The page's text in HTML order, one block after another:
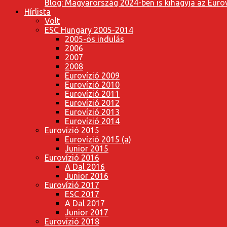
Blog: Magyarország 2024-ben is kihagyja az
Hírlista
Volt
ESC Hungary 2005-2014
2005-ös indulás
2006
2007
2008
Eurovízió 2009
Eurovízió 2010
Eurovízió 2011
Eurovízió 2012
Eurovízió 2013
Eurovízió 2014
Eurovízió 2015
Eurovízió 2015 (a)
Junior 2015
Eurovízió 2016
A Dal 2016
Junior 2016
Eurovízió 2017
ESC 2017
A Dal 2017
Junior 2017
Eurovízió 2018